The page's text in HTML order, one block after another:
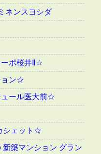
ネンスヨシダ
ポ桜井Ⅱ☆
ョン☆
ール医大前☆
シェット☆
築マンション グラン